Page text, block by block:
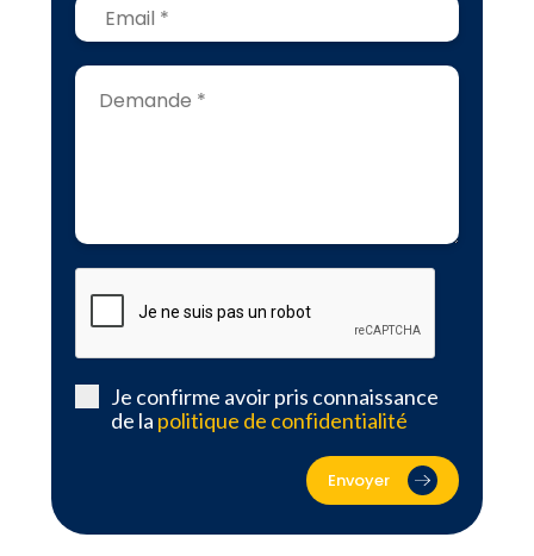
Je confirme avoir pris connaissance
de la politique de confidentialité
Envoyer